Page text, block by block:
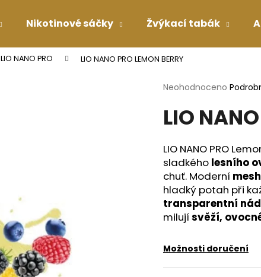
Nikotinové sáčky Žvýkací tabák
LIO NANO PRO LIO NANO PRO LEMON BERRY
Průměrné
produktu
je
z
5
hvězdiček.
Neohodnoceno
LIO
LIO NANO PRO
sladkého lesního
chuť. Moderní
hladký potah při
transparentní
milujísvěží,
Možnosti doručení
Co potřebujete najít?
HLEDAT
VENIX X2 COLA-X
LIO POD